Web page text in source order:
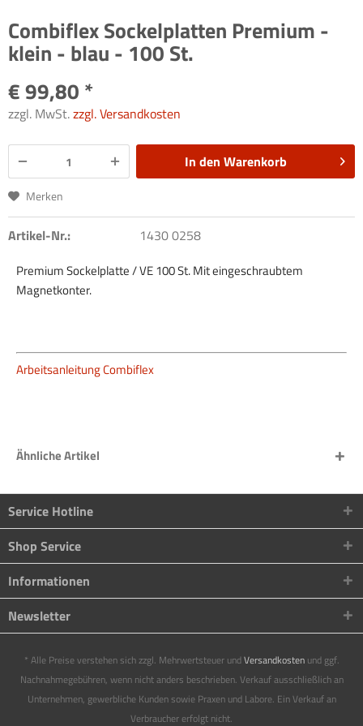
Combiflex Sockelplatten Premium -
klein - blau - 100 St.
€ 99,80 *
zzgl. MwSt.zzgl. Versandkosten
In den Warenkorb
Merken
Artikel-Nr.: 1430 0258
Premium Sockelplatte / VE 100 St. Mit eingeschraubtem
Magnetkonter.
Arbeitsanleitung Combiflex
Ähnliche Artikel
Service Hotline
Shop Service
Informationen
Newsletter
* Alle Preise verstehen sich zzgl. Mehrwertsteuer undVersandkostenund ggf.
Nachnahmegebühren, wenn nicht anders beschrieben. Verkauf ausschließlich an
Unternehmen, gewerbliche Kunden sowie Praxen und Labore. Ein Verkauf an
Verbraucher erfolgt nicht.